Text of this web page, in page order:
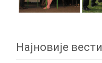
Најновије вести